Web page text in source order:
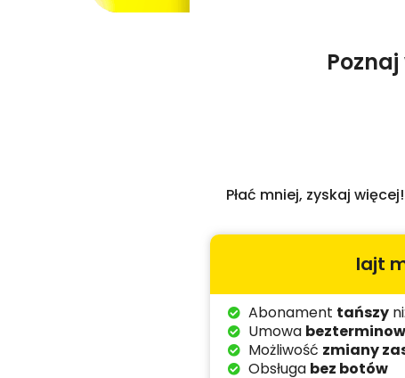
Płać mniej, zyskaj
lajt
Abonament tańszy
Umowa
Możliwość zmiany
Obsługa bez botów